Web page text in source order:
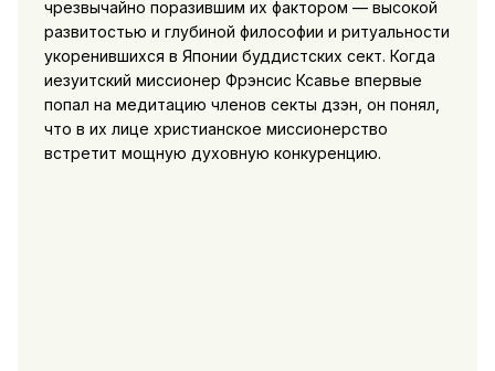
чрезвычайно поразившим их фактором — высокой
развитостью и глубиной философии и ритуальности
укоренившихся в Японии буддистских сект. Когда
иезуитский миссионер Фрэнсис Ксавье впервые
попал на медитацию членов секты дзэн, он понял,
что в их лице христианское миссионерство
встретит мощную духовную конкуренцию.